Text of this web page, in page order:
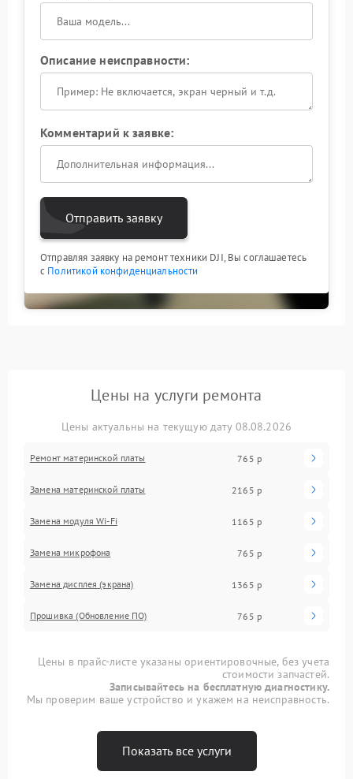
Описание неисправности:
Комментарий к заявке:
Отправить заявку
Отправляя заявку на ремонт техники DJI, Вы соглашаетесь
с Политикой конфиденциальности
Цены на услуги ремонта
Цены актуальны на текущую дату 08.08.2026
Ремонт материнской платы 765 р
Замена материнской платы 2165 р
Замена модуля Wi-Fi 1165 р
Замена микрофона 765 р
Замена дисплея (экрана) 1365 р
Прошивка (Обновление ПО) 765 р
Цены в прайс-листе указаны ориентировочные, без учета
стоимости запчастей.
Записывайтесь на бесплатную диагностику.
Мы проверим ваше устройство и укажем на неисправность.
Показать все услуги